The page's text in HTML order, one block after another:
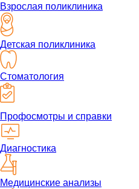
Взрослая поликлиника
Детская поликлиника
Стоматология
Профосмотры и справки
Диагностика
Медицинские анализы